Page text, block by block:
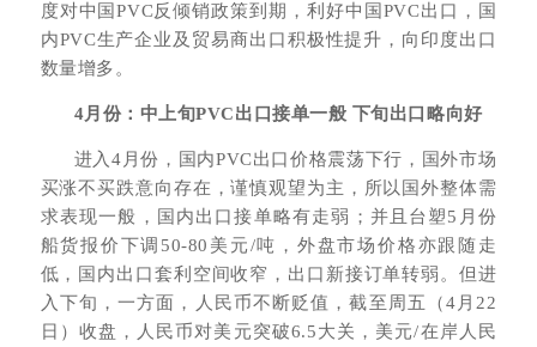
度对中国PVC反倾销政策到期，利好中国PVC出口，国
内PVC生产企业及贸易商出口积极性提升，向印度出口
数量增多。
4月份：中上旬PVC出口接单一般 下旬出口略向好
进入4月份，国内PVC出口价格震荡下行，国外市场
买涨不买跌意向存在，谨慎观望为主，所以国外整体需
求表现一般，国内出口接单略有走弱；并且台塑5月份
船货报价下调50-80美元/吨，外盘市场价格亦跟随走
低，国内出口套利空间收窄，出口新接订单转弱。但进
入下旬，一方面，人民币不断贬值，截至周五（4月22
日）收盘，人民币对美元突破6.5大关，美元/在岸人民